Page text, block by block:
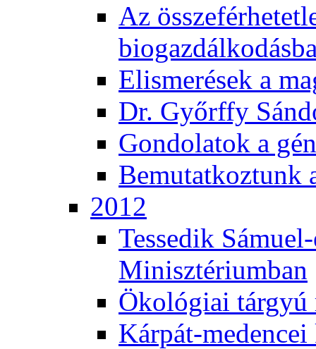
Az
Elismerések a
Dr. Győrffy
Gondolatok a
Bemutatkoztunk
2012
Tessedik
Minisztériumban
Ökológiai tárgyú
Kárpát-